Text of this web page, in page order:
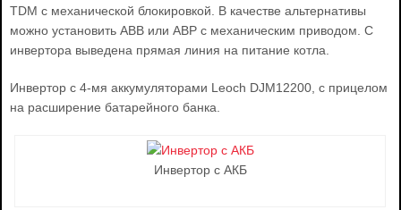
TDM с механической блокировкой. В качестве альтернативы
можно установить ABB или АВР с механическим приводом. С
инвертора выведена прямая линия на питание котла.
Инвертор с 4-мя аккумуляторами Leoch DJM12200, с прицелом
на расширение батарейного банка.
Инвертор с АКБ